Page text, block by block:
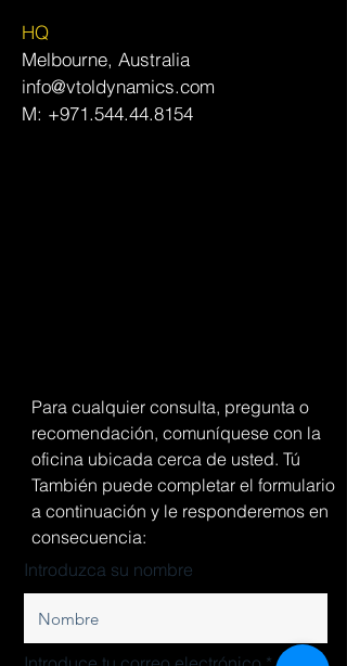
HQ
Melbourne, Australia
info@vtoldynamics.com
M: +971.544.44.8154
Para cualquier consulta, pregunta o
recomendación, comuníquese con la
oficina ubicada cerca de usted. Tú
También puede completar el formulario
a continuación y le responderemos en
consecuencia:
Introduzca su nombre